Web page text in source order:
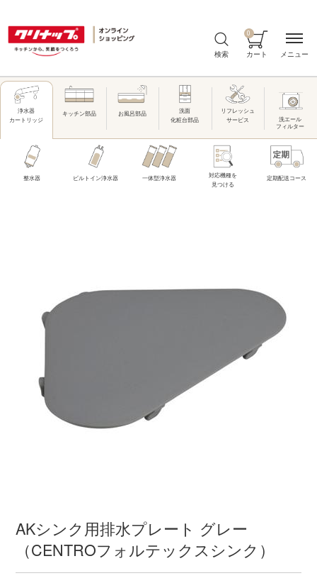
検索 カート
0
浄水器
カートリッジ
キッチン部品 お風呂部品
洗面
化粧台部品
リフレッシュ
サービス
洗エール
フィルター
整水器 ビルトイン浄水器 一体型浄水器
対応機種を
見つける
定期配送コース
AKシンク用排水プレート グレー
（CENTROフォルテックスシンク）
メニュー